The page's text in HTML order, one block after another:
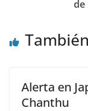
de
Alerta en
Chanthu